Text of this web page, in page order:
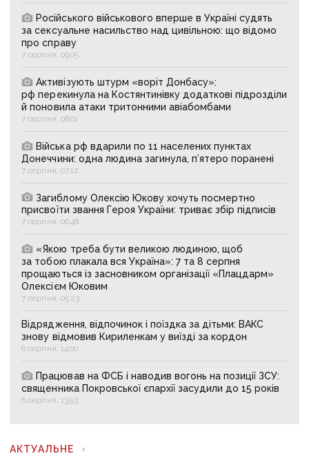
Російського військового вперше в Україні судять
за сексуальне насильство над цивільною: що відомо
про справу
7 серпня, 09:05
Активізують штурм «воріт Донбасу»:
рф перекинула на Костянтинівку додаткові підрозділи
й поновила атаки тритонними авіабомбами
7 серпня, 08:01
Війська рф вдарили по 11 населених пунктах
Донеччини: одна людина загинула, п’ятеро поранені
7 серпня, 07:12
Загиблому Олексію Юкову хочуть посмертно
присвоїти звання Героя України: триває збір підписів
7 серпня, 06:48
«Якою треба бути великою людиною, щоб
за тобою плакала вся Україна»: 7 та 8 серпня
прощаються із засновником організації «Плацдарм»
Олексієм Юковим
7 серпня, 05:23
Відрядження, відпочинок і поїздка за дітьми: ВАКС
знову відмовив Кириленкам у виїзді за кордон
6 серпня, 14:00
Працював на ФСБ і наводив вогонь на позиції ЗСУ:
священника Покровської єпархії засудили до 15 років
6 серпня, 13:53
АКТУАЛЬНЕ